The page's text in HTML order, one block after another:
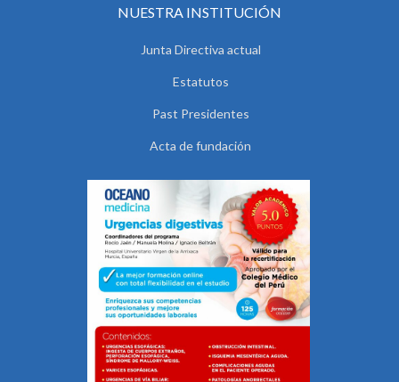
NUESTRA INSTITUCIÓN
Junta Directiva actual
Estatutos
Past Presidentes
Acta de fundación